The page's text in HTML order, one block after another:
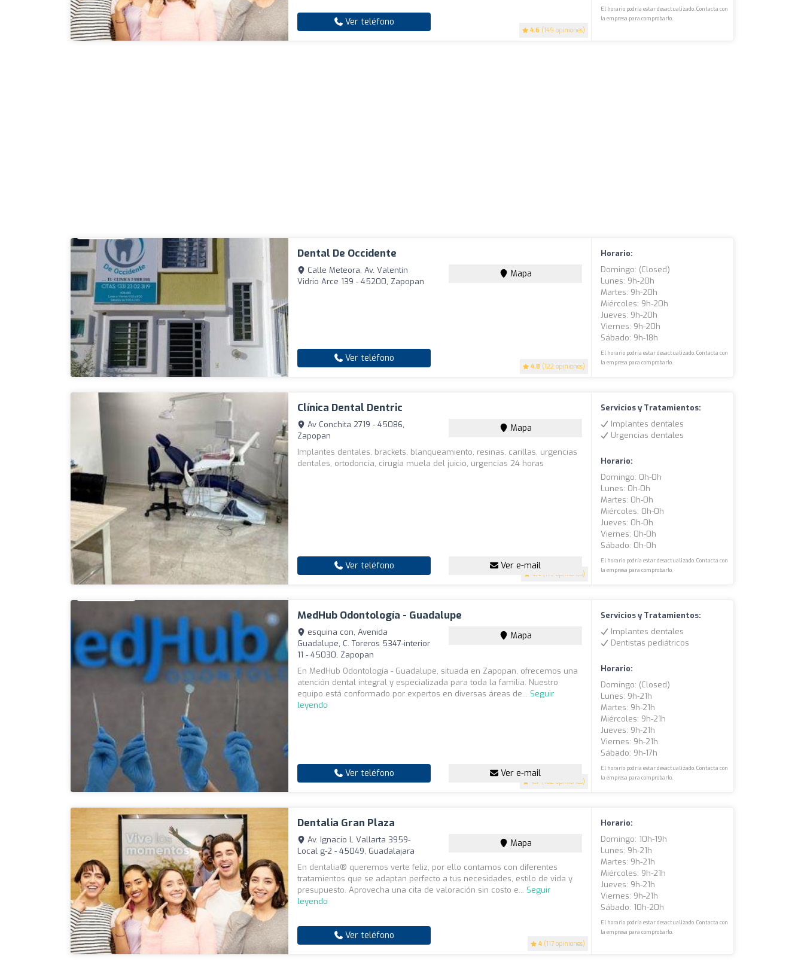
4.6 (149 opiniones)
Ver teléfono
El horario podría estar desactualizado. Contacta con
la empresa para comprobarlo.
Dental De Occidente
4.8 (122 opiniones)
Calle Meteora, Av. Valentín
Vidrio Arce 139 - 45200, Zapopan
Mapa
Ver teléfono
Horario:
Domingo: (closed)
Lunes: 9h-20h
Martes: 9h-20h
Miércoles: 9h-20h
Jueves: 9h-20h
Viernes: 9h-20h
Sábado: 9h-18h
El horario podría estar desactualizado. Contacta con
la empresa para comprobarlo.
Clínica Dental Dentric
4.4 (119 opiniones)
Av Conchita 2719 - 45086,
Zapopan
Mapa
Implantes dentales, brackets, blanqueamiento, resinas, carillas, urgencias
dentales, ortodoncia, cirugía muela del juicio, urgencias 24 horas
Ver teléfono Ver e-mail
Servicios y Tratamientos:
Implantes dentales
Urgencias dentales
Horario:
Domingo: 0h-0h
Lunes: 0h-0h
Martes: 0h-0h
Miércoles: 0h-0h
Jueves: 0h-0h
Viernes: 0h-0h
Sábado: 0h-0h
El horario podría estar desactualizado. Contacta con
la empresa para comprobarlo.
MedHub Odontología - Guadalupe
4.7 (102 opiniones)
esquina con, Avenida
Guadalupe, C. Toreros 5347-interior
11 - 45030, Zapopan
Mapa
En MedHub Odontología - Guadalupe, situada en Zapopan, ofrecemos una
atención dental integral y especializada para toda la familia. Nuestro
equipo está conformado por expertos en diversas áreas de... Seguir
leyendo
Ver teléfono Ver e-mail
Servicios y Tratamientos:
Implantes dentales
Dentistas pediátricos
Horario:
Domingo: (closed)
Lunes: 9h-21h
Martes: 9h-21h
Miércoles: 9h-21h
Jueves: 9h-21h
Viernes: 9h-21h
Sábado: 9h-17h
El horario podría estar desactualizado. Contacta con
la empresa para comprobarlo.
Dentalia Gran Plaza
4 (117 opiniones)
Av. Ignacio L Vallarta 3959-
Local g-2 - 45049, Guadalajara
Mapa
En dentalia® queremos verte feliz, por ello contamos con diferentes
tratamientos que se adaptan perfecto a tus necesidades, estilo de vida y
presupuesto. Aprovecha una cita de valoración sin costo e... Seguir
leyendo
Ver teléfono
Horario:
Domingo: 10h-19h
Lunes: 9h-21h
Martes: 9h-21h
Miércoles: 9h-21h
Jueves: 9h-21h
Viernes: 9h-21h
Sábado: 10h-20h
El horario podría estar desactualizado. Contacta con
la empresa para comprobarlo.